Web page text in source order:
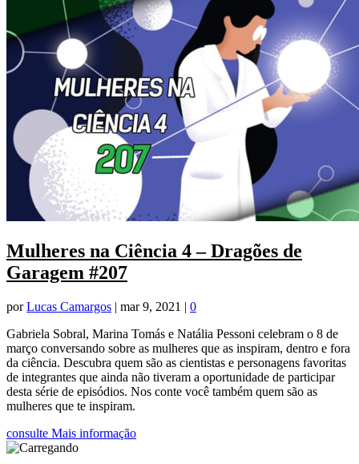
Mulheres na Ciência 4 – Dragões de
Garagem #207
porLucas Camargos | mar 9, 2021 | 0
Gabriela Sobral, Marina Tomás e Natália Pessoni celebram o 8 de
março conversando sobre as mulheres que as inspiram, dentro e fora
da ciência. Descubra quem são as cientistas e personagens favoritas
de integrantes que ainda não tiveram a oportunidade de participar
desta série de episódios. Nos conte você também quem são as
mulheres que te inspiram.
consulte Mais informação